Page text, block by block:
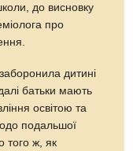
до висновку
про
дитині
батьки мають
освітою та
подальшої
того ж, як